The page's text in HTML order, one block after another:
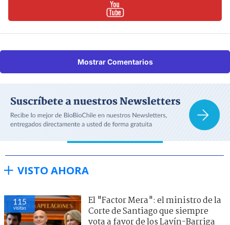
Mostrar Comentarios
VISTO AHORA
115
visitas
El "Factor Mera": el ministro de la
Corte de Santiago que siempre
vota a favor de los Lavín-Barriga